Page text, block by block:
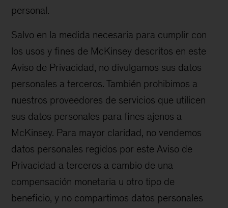
personal.
Salvo en la medida necesaria para cumplir con
los usos y fines de McKinsey descritos en este
Aviso de Privacidad, no divulgamos sus datos
personales a terceros. También prohibimos a
nuestros proveedores de servicios que utilicen
sus datos personales para fines ajenos a
McKinsey. Para mayor claridad, no vendemos
datos personales regidos por este Aviso de
Privacidad a terceros a cambio de una
compensación monetaria u otro tipo de
beneficio, y no compartimos datos personales